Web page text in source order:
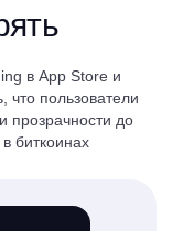
в App Store и
что пользователи
прозрачности до
биткоинах